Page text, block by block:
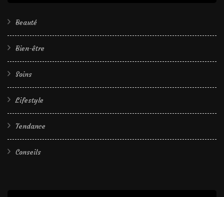
Beauté
Bien-être
Soins
Lifestyle
Tendance
Conseils